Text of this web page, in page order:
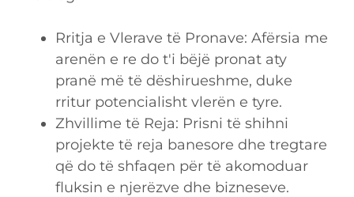
Rritja e Vlerave të Pronave: Afërsia me
arenën e re do t'i bëjë pronat aty
pranë më të dëshirueshme, duke
rritur potencialisht vlerën e tyre.
Zhvillime të Reja: Prisni të shihni
projekte të reja banesore dhe tregtare
që do të shfaqen për të akomoduar
fluksin e njerëzve dhe bizneseve.